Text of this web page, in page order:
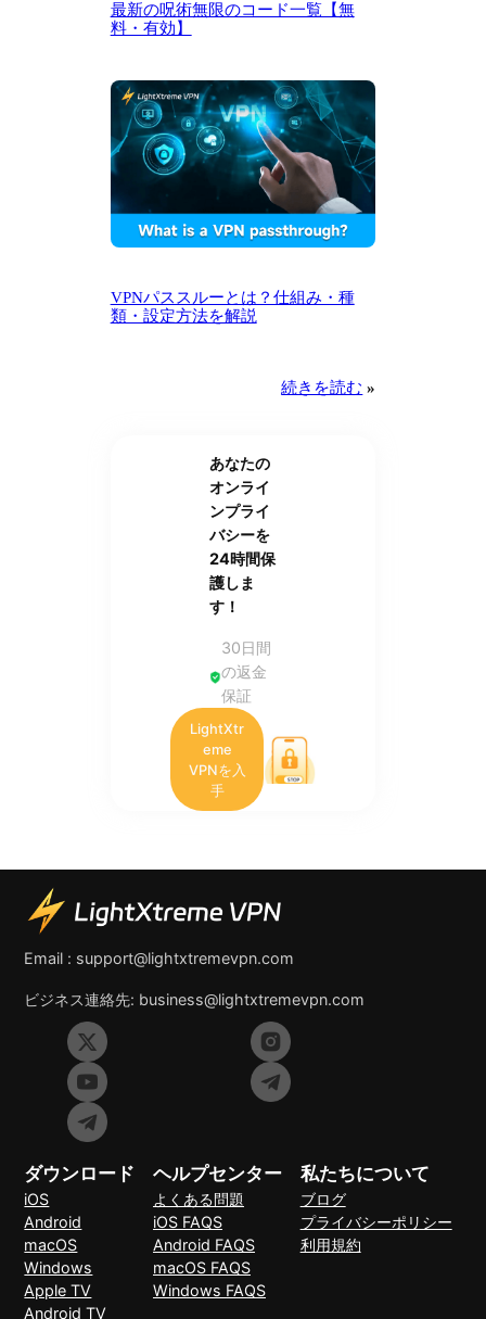
最新の呪術無限のコード一覧【無
料・有効】
VPNパススルーとは？仕組み・種
類・設定方法を解説
続きを読む »
あなたの
オンライ
ンプライ
バシーを
24時間保
護しま
す！
30日間
の返金
保証
LightXtr
eme
VPNを入
手
Email : support@lightxtremevpn.com
ビジネス連絡先: business@lightxtremevpn.com
ダウンロード
iOS
Android
macOS
Windows
Apple TV
Android TV
ヘルプセンター
よくある問題
iOS FAQS
Android FAQS
macOS FAQS
Windows FAQS
私たちについて
ブログ
プライバシーポリシー
利用規約